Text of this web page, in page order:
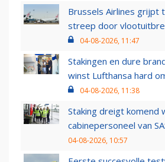
Brussels Airlines grijpt
streep door
04-08-2026, 11:47
Stakingen en dure
winst Lufthansa hard
04-08-2026, 11:38
Staking dreigt komend
cabinepersoneel van
04-08-2026, 10:57